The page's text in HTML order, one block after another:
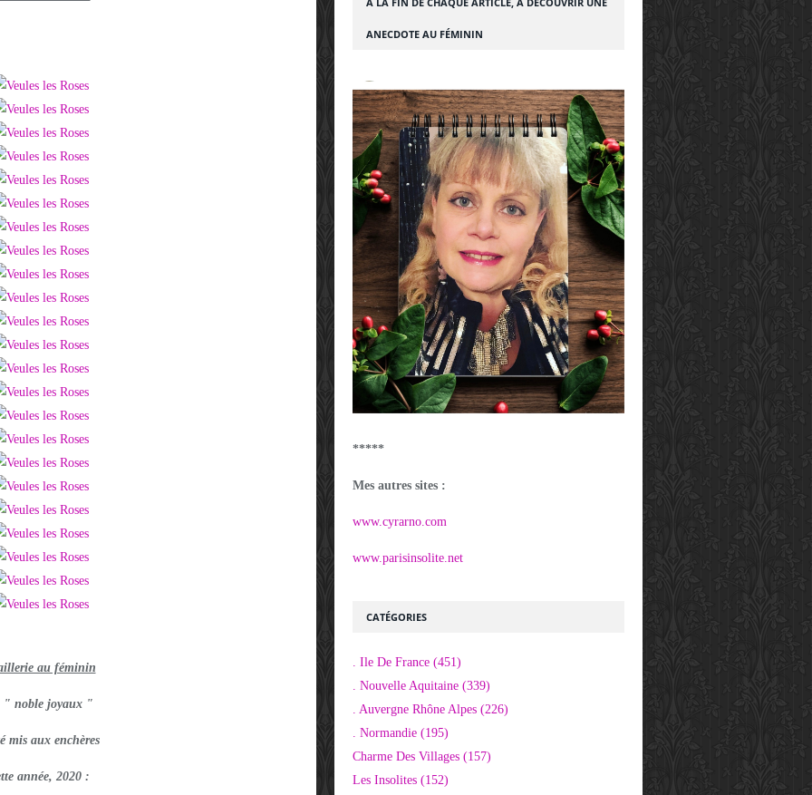
au féminin
" noble joyaux "
mis aux enchères
année, 2020 :
CATÉGORIES
. Ile De France (451)
. Nouvelle Aquitaine (339)
. Auvergne Rhône Alpes (226)
. Normandie (195)
Charme Des Villages (157)
Les Insolites (152)
ANECDOTE AU FÉMININ
*****
Mes autres sites :
www.cyrarno.com
www.parisinsolite.net